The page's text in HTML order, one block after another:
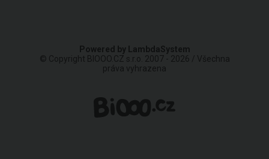
Powered by LambdaSystem
© Copyright BIOOO.CZ s.r.o. 2007 - 2026 / Všechna
práva vyhrazena